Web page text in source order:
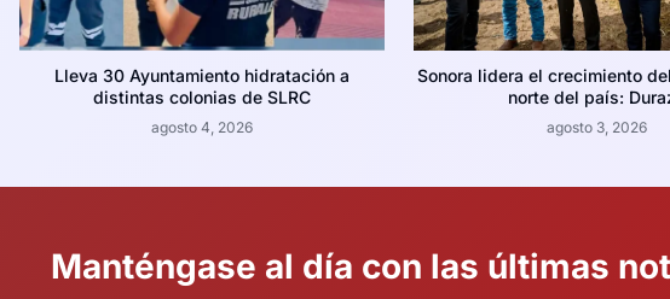
Lleva 30 Ayuntamiento hidratación a
distintas colonias de SLRC
agosto 4, 2026
Sonora lidera el crecimiento
norte del país:
agosto 3, 2026
Manténgase al día con las últimas